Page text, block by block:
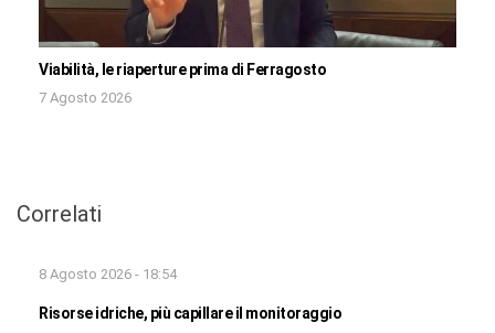
Viabilità, le riaperture prima di Ferragosto
7 Agosto 2026
Correlati
8 Agosto 2026 - 18:54
Risorse idriche, più capillare il monitoraggio